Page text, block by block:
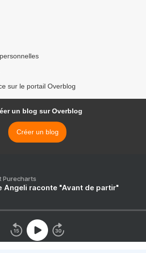
sur le portail Overblog
un blog sur Overblog
Créer un blog
Purecharts
Angeli raconte "Avant de partir"